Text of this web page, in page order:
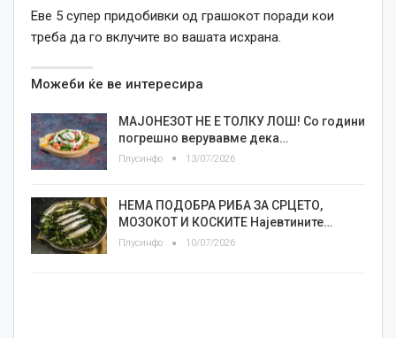
Еве 5 супер придобивки од грашокот поради кои
треба да го вклучите во вашата исхрана.
Можеби ќе ве интересира
МАЈОНЕЗОТ НЕ Е ТОЛКУ ЛОШ! Со години
погрешно верувавме дека…
Плусинфо 13/07/2026
НЕМА ПОДОБРА РИБА ЗА СРЦЕТО,
МОЗОКОТ И КОСКИТЕ Најевтините…
Плусинфо 10/07/2026